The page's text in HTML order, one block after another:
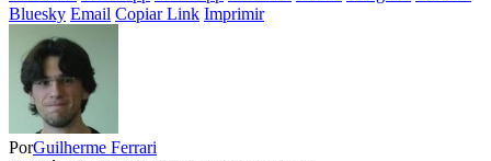
Bluesky Email Copiar Link Imprimir
PorGuilherme Ferrari